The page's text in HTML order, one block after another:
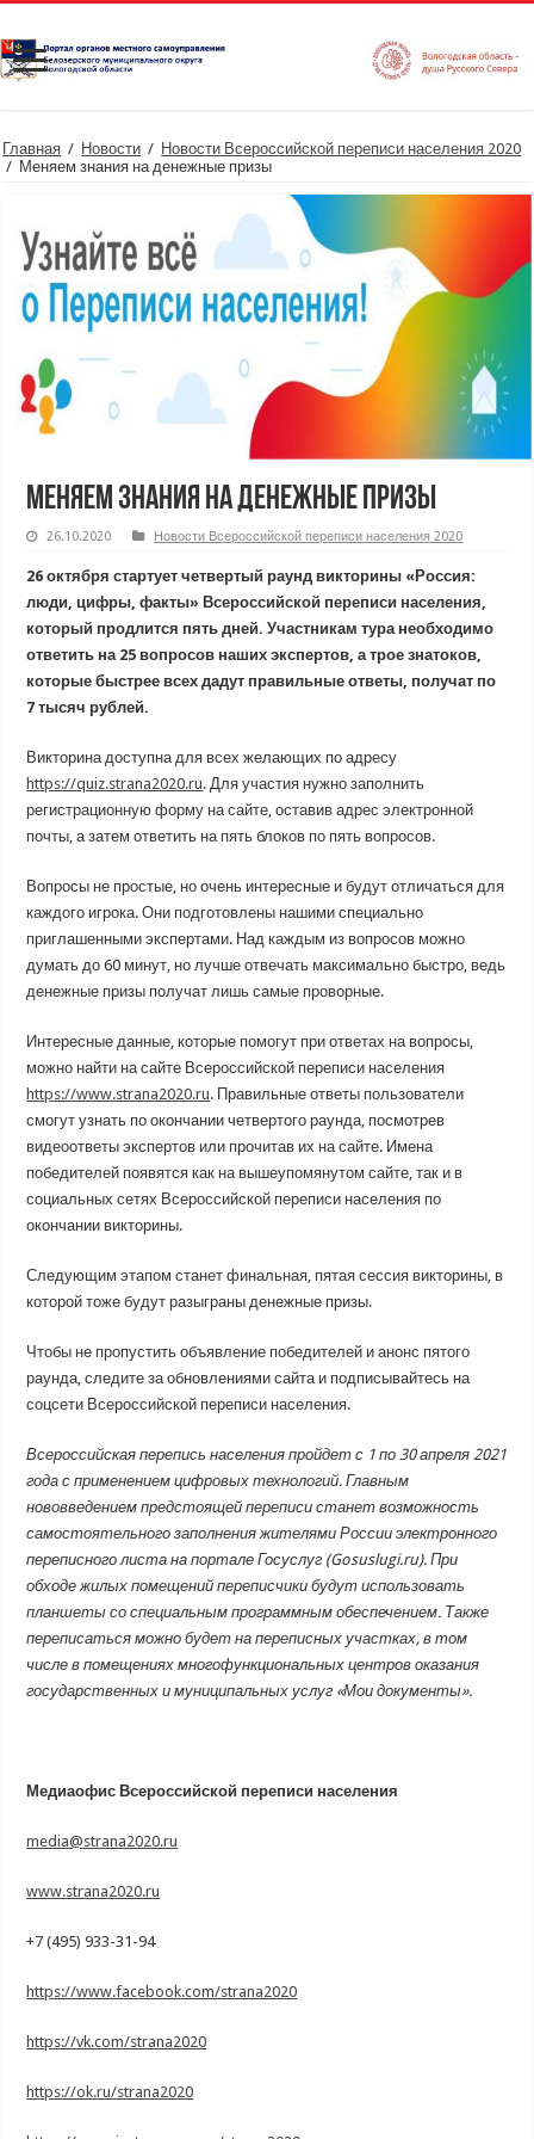
Главная / Новости / Новости Всероссийской переписи населения 2020
/ Меняем знания на денежные призы
Меняем знания на денежные призы
26.10.2020 Новости Всероссийской переписи населения 2020
26 октября стартует четвертый раунд викторины «Россия:
люди, цифры, факты» Всероссийской переписи населения,
который продлится пять дней. Участникам тура необходимо
ответить на 25 вопросов наших экспертов, а трое знатоков,
которые быстрее всех дадут правильные ответы, получат по
7 тысяч рублей.
Викторина доступна для всех желающих по адресу
https://quiz.strana2020.ru. Для участия нужно заполнить
регистрационную форму на сайте, оставив адрес электронной
почты, а затем ответить на пять блоков по пять вопросов.
Вопросы не простые, но очень интересные и будут отличаться для
каждого игрока. Они подготовлены нашими специально
приглашенными экспертами. Над каждым из вопросов можно
думать до 60 минут, но лучше отвечать максимально быстро, ведь
денежные призы получат лишь самые проворные.
Интересные данные, которые помогут при ответах на вопросы,
можно найти на сайте Всероссийской переписи населения
https://www.strana2020.ru. Правильные ответы пользователи
смогут узнать по окончании четвертого раунда, посмотрев
видеоответы экспертов или прочитав их на сайте. Имена
победителей появятся как на вышеупомянутом сайте, так и в
социальных сетях Всероссийской переписи населения по
окончании викторины.
Следующим этапом станет финальная, пятая сессия викторины, в
которой тоже будут разыграны денежные призы.
Чтобы не пропустить объявление победителей и анонс пятого
раунда, следите за обновлениями сайта и подписывайтесь на
соцсети Всероссийской переписи населения.
Всероссийская перепись населения пройдет с 1 по 30 апреля 2021
года с применением цифровых технологий. Главным
нововведением предстоящей переписи станет возможность
самостоятельного заполнения жителями России электронного
переписного листа на портале Госуслуг (Gosuslugi.ru). При
обходе жилых помещений переписчики будут использовать
планшеты со специальным программным обеспечением. Также
переписаться можно будет на переписных участках, в том
числе в помещениях многофункциональных центров оказания
государственных и муниципальных услуг «Мои документы».
Медиаофис Всероссийской переписи населения
media@strana2020.ru
www.strana2020.ru
+7 (495) 933-31-94
https://www.facebook.com/strana2020
https://vk.com/strana2020
https://ok.ru/strana2020